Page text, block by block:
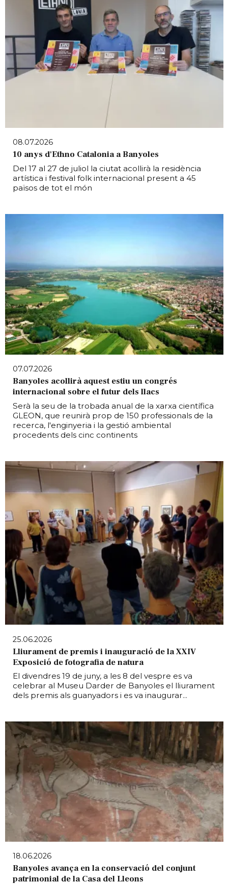
08.07.2026
10 anys d'Ethno Catalonia a Banyoles
Del 17 al 27 de juliol la ciutat acollirà la residència
artística i festival folk internacional present a 45
països de tot el món
07.07.2026
Banyoles acollirà aquest estiu un congrés
internacional sobre el futur dels llacs
Serà la seu de la trobada anual de la xarxa científica
GLEON, que reunirà prop de 150 professionals de la
recerca, l'enginyeria i la gestió ambiental
procedents dels cinc continents
25.06.2026
Lliurament de premis i inauguració de la XXIV
Exposició de fotografia de natura
El divendres 19 de juny, a les 8 del vespre es va
celebrar al Museu Darder de Banyoles el lliurament
dels premis als guanyadors i es va inaugurar...
18.06.2026
Banyoles avança en la conservació del conjunt
patrimonial de la Casa del Lleons